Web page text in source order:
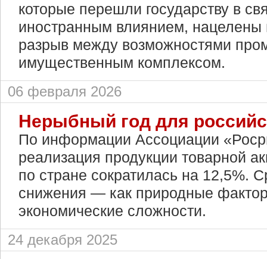
которые перешли государству в
иностранным влиянием, нацелены
разрыв между возможностями
имущественным комплексом.
06 февраля 2026
Нерыбный год для
По информации Ассоциации
реализация продукции товарной
по стране сократилась на 12,5%.
снижения — как природные
экономические сложности.
24 декабря 2025